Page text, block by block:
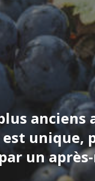
anciens
unique,
un